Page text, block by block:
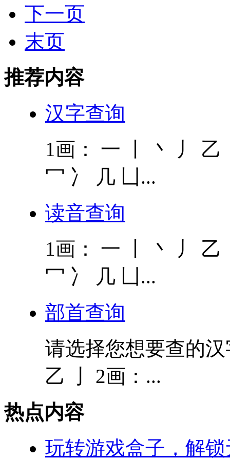
下一页
末页
推荐内容
汉字查询
1画： 一 丨 丶 丿
冖 冫 几 凵...
读音查询
1画： 一 丨 丶 丿
冖 冫 几 凵...
部首查询
请选择您想要查的
乙 亅 2画：...
热点内容
玩转游戏盒子，解